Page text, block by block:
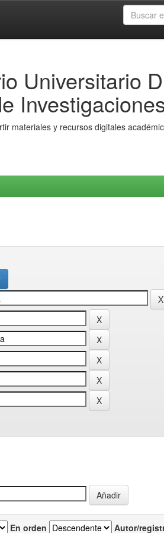
Universitario
materiales y recursos digitales
En orden Autor/